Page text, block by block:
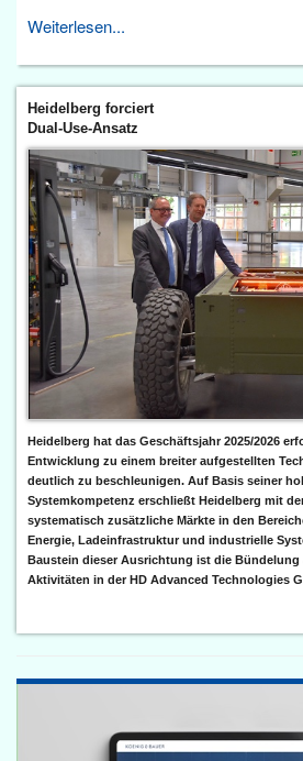
Weiterlesen...
Heidelberg forciert
Dual-Use-Ansatz
Heidelberg hat das Geschäftsjahr 2025/2026
Entwicklung zu einem breiter aufgestellten
deutlich zu beschleunigen. Auf Basis seiner
Systemkompetenz erschließt Heidelberg mit
systematisch zusätzliche Märkte in den
Energie, Ladeinfrastruktur und industrielle
Baustein dieser Ausrichtung ist die Bündelung
Aktivitäten in der HD Advanced Technologies